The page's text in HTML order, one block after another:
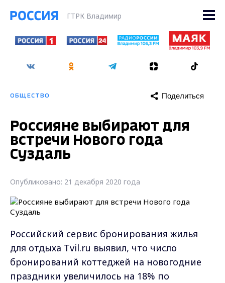
ГТРК Владимир
ОБЩЕСТВО Поделиться
Россияне выбирают для
встречи Нового года
Суздаль
Опубликовано: 21 декабря 2020 года
Российский сервис бронирования жилья
для отдыха Tvil.ru выявил, что число
бронирований коттеджей на новогодние
праздники увеличилось на 18% по